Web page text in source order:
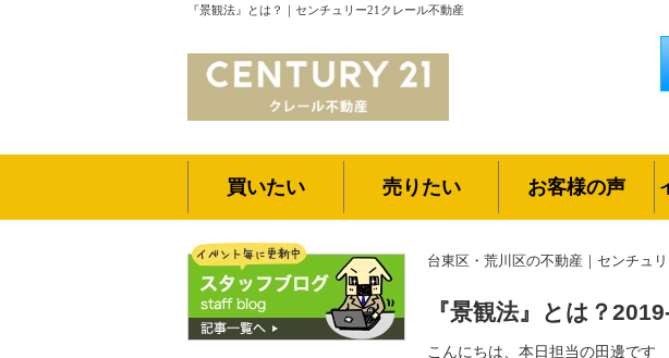
『景観法』とは？｜センチュリー21クレール不動産
買いたい 売りたい お客様の声
台東区・荒川区の不動産｜センチュ
『景観法』とは？
こんにちは、本日担当の田邊です